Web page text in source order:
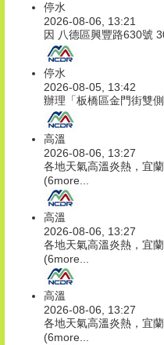
停水
2026-08-06, 13:21
因 八德區興豐路630號
停水
2026-08-05, 13:42
辦理「板橋區金門街雙
高溫
2026-08-06, 13:27
各地天氣高溫炎熱，宜
(6more...
高溫
2026-08-06, 13:27
各地天氣高溫炎熱，宜
(6more...
高溫
2026-08-06, 13:27
各地天氣高溫炎熱，宜
(6more...